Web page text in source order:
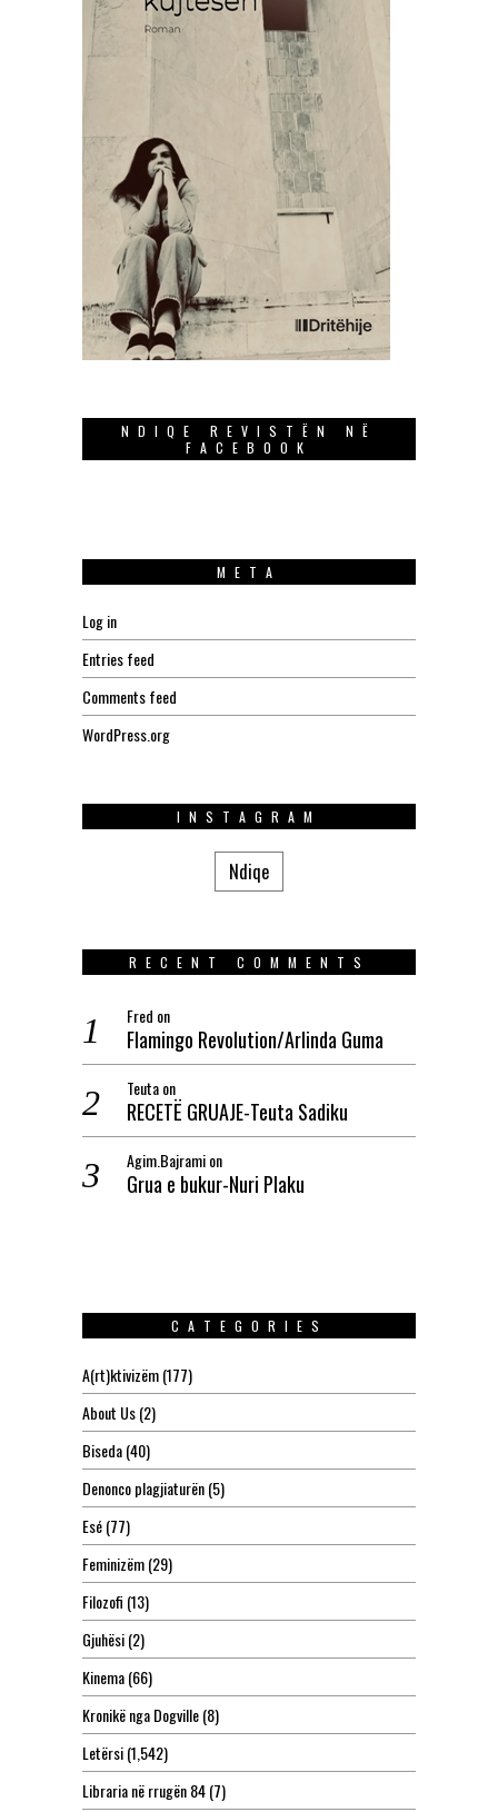
NDIQE REVISTËN NË
FACEBOOK
META
Log in
Entries feed
Comments feed
WordPress.org
INSTAGRAM
Ndiqe
RECENT COMMENTS
Fred on
Flamingo Revolution/Arlinda Guma
Teutaon
RECETË GRUAJE-Teuta Sadiku
Agim.Bajramion
Grua e bukur-Nuri Plaku
CATEGORIES
A(rt)ktivizëm(177)
About Us(2)
Biseda(40)
Denonco plagjiaturën(5)
Esé(77)
Feminizëm(29)
Filozofi (13)
Gjuhësi(2)
Kinema(66)
Kronikë nga Dogville(8)
Letërsi(1,542)
Libraria në rrugën 84(7)